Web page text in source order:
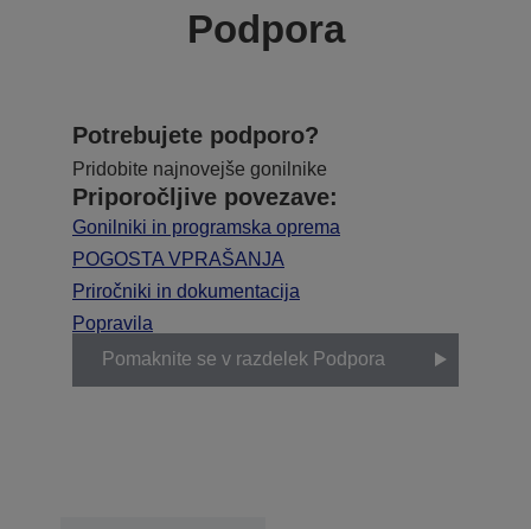
Podpora
Potrebujete podporo?
Pridobite najnovejše gonilnike
Priporočljive povezave:
Gonilniki in programska oprema
POGOSTA VPRAŠANJA
Priročniki in dokumentacija
Popravila
Pomaknite se v razdelek Podpora